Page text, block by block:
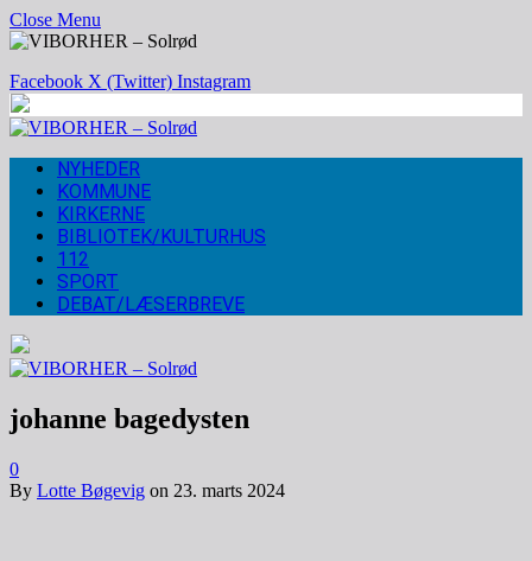
Close Menu
Facebook X (Twitter) Instagram
NYHEDER
KOMMUNE
KIRKERNE
BIBLIOTEK/KULTURHUS
112
SPORT
DEBAT/LÆSERBREVE
johanne bagedysten
0
By Lotte Bøgevig on 23. marts 2024